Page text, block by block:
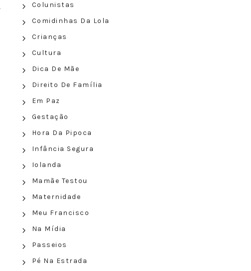
Colunistas
Comidinhas Da Lola
Crianças
Cultura
Dica De Mãe
Direito De Família
Em Paz
Gestação
Hora Da Pipoca
Infância Segura
Iolanda
Mamãe Testou
Maternidade
Meu Francisco
Na Mídia
Passeios
Pé Na Estrada